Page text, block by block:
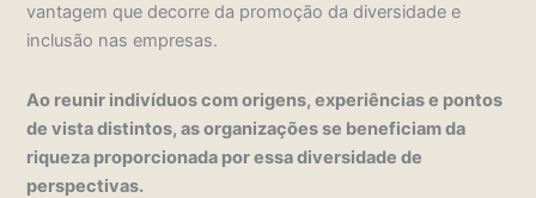
vantagem que decorre da promoção da diversidade e
inclusão nas empresas.
Ao reunir indivíduos com origens, experiências e pontos
de vista distintos, as organizações se beneficiam da
riqueza proporcionada por essa diversidade de
perspectivas.